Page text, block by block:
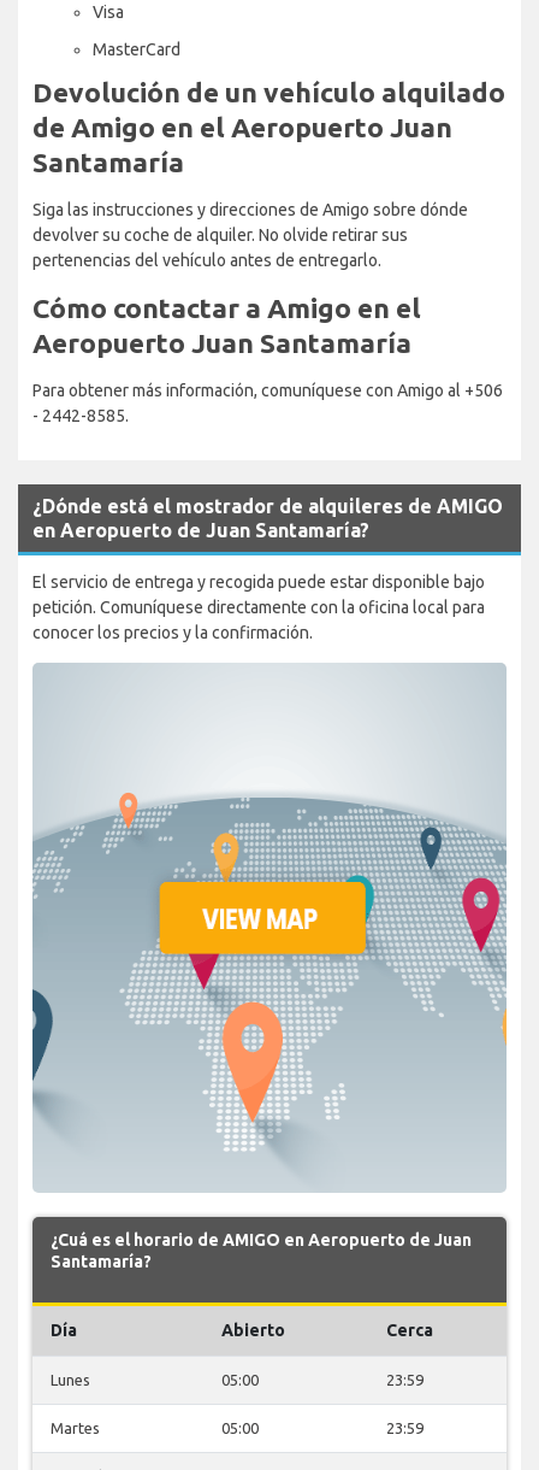
Visa
MasterCard
Devolución de un vehículo alquilado
de Amigo en el Aeropuerto Juan
Santamaría
Siga las instrucciones y direcciones de Amigo sobre dónde
devolver su coche de alquiler. No olvide retirar sus
pertenencias del vehículo antes de entregarlo.
Cómo contactar a Amigo en el
Aeropuerto Juan Santamaría
Para obtener más información, comuníquese con Amigo al +506
- 2442-8585.
¿Dónde está el mostrador de alquileres de AMIGO
en Aeropuerto de Juan Santamaría?
El servicio de entrega y recogida puede estar disponible bajo
petición. Comuníquese directamente con la oficina local para
conocer los precios y la confirmación.
¿Cuá es el horario de AMIGO en Aeropuerto de Juan
Santamaría?
Día Abierto Cerca
Lunes 05:00 23:59
Martes 05:00 23:59